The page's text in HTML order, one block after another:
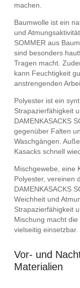
machen.
Baumwolle ist ein
und
SOMMER aus
sind besonders
Tragen macht.
kann Feuchtigkeit
anstrengenden
Polyester ist ein
Strapazierfähigkeit
DAMENKASACKS
gegenüber Falten
Waschgängen.
Kasacks schnell
Mischgewebe, eine
Polyester, vereinen
DAMENKASACKS
Weichheit und
Strapazierfähigkeit
Mischung macht
vielseitig einsetzbar.
Vor- und
Materialien